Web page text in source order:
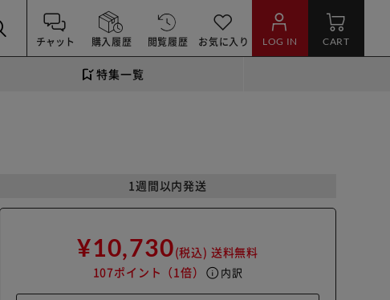
チャット 購入履歴 閲覧履歴 お気に入り LOG IN CART
特集一覧
1週間以内発送
¥10,730(税込) 送料無料
107ポイント （1倍） info 内訳